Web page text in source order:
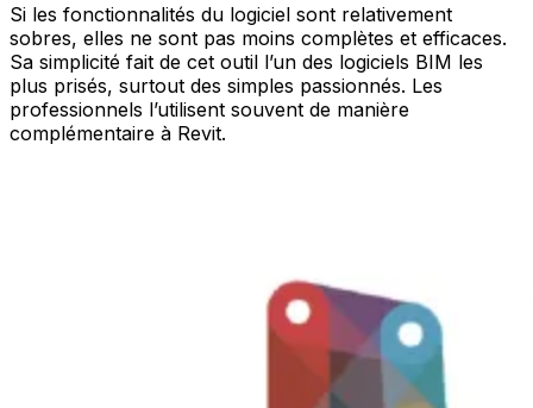
Si les fonctionnalités du logiciel sont relativement
sobres, elles ne sont pas moins complètes et efficaces.
Sa simplicité fait de cet outil l’un des logiciels BIM les
plus prisés, surtout des simples passionnés. Les
professionnels l’utilisent souvent de manière
complémentaire à Revit.